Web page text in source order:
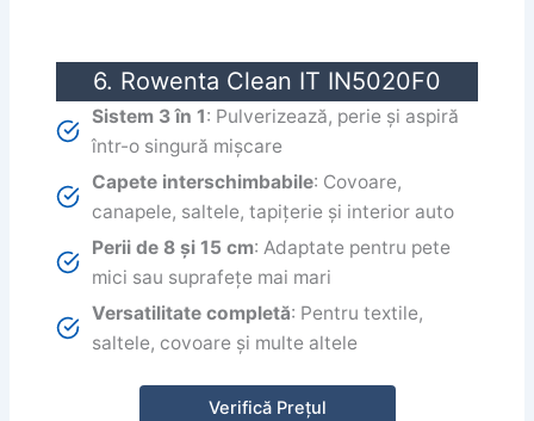
6. Rowenta Clean IT IN5020F0
Sistem 3 în 1: Pulverizează, perie și aspiră
într-o singură mișcare
Capete interschimbabile: Covoare,
canapele, saltele, tapițerie și interior auto
Perii de 8 și 15 cm: Adaptate pentru pete
mici sau suprafețe mai mari
Versatilitate completă: Pentru textile,
saltele, covoare și multe altele
Verifică Prețul